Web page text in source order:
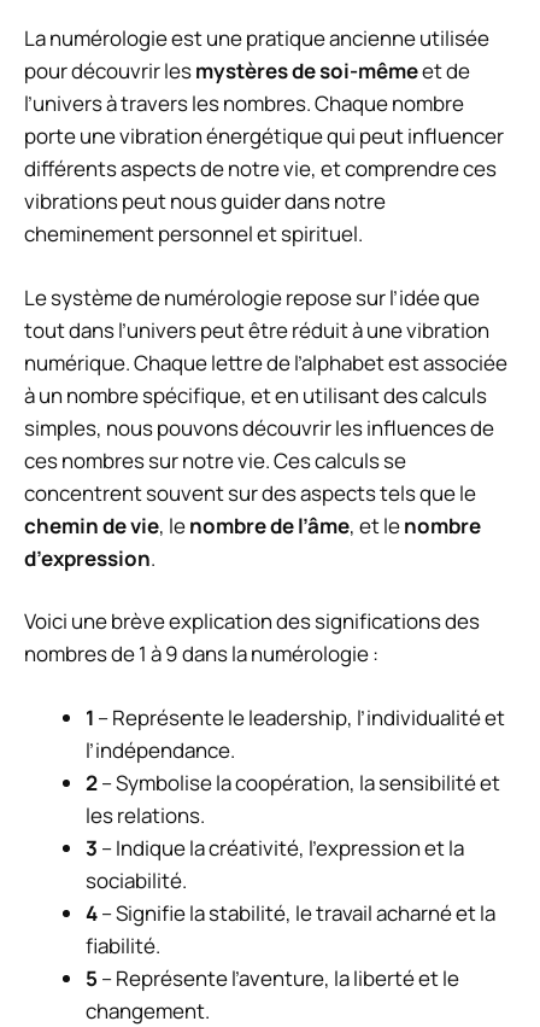
La numérologie est une pratique ancienne utilisée
pour découvrir lesmystères de soi-mêmeet de
l’univers à travers les nombres. Chaque nombre
porte une vibration énergétique qui peut influencer
différents aspects de notre vie, et comprendre ces
vibrations peut nous guider dans notre
cheminement personnel et spirituel.
Le système de numérologie repose sur l’idée que
tout dans l’univers peut être réduit à une vibration
numérique. Chaque lettre de l’alphabet est associée
à un nombre spécifique, et en utilisant des calculs
simples, nous pouvons découvrir les influences de
ces nombres sur notre vie. Ces calculs se
concentrent souvent sur des aspects tels que le
chemin de vie, lenombre de l’âme, et lenombre
d’expression.
Voici une brève explication des significations des
nombres de 1 à 9 dans la numérologie :
1 – Représente le leadership, l’individualité et
l’indépendance.
2– Symbolise la coopération, la sensibilité et
les relations.
3 – Indique la créativité, l’expression et la
sociabilité.
4– Signifie la stabilité, le travail acharné et la
fiabilité.
5 – Représente l’aventure, la liberté et le
changement.